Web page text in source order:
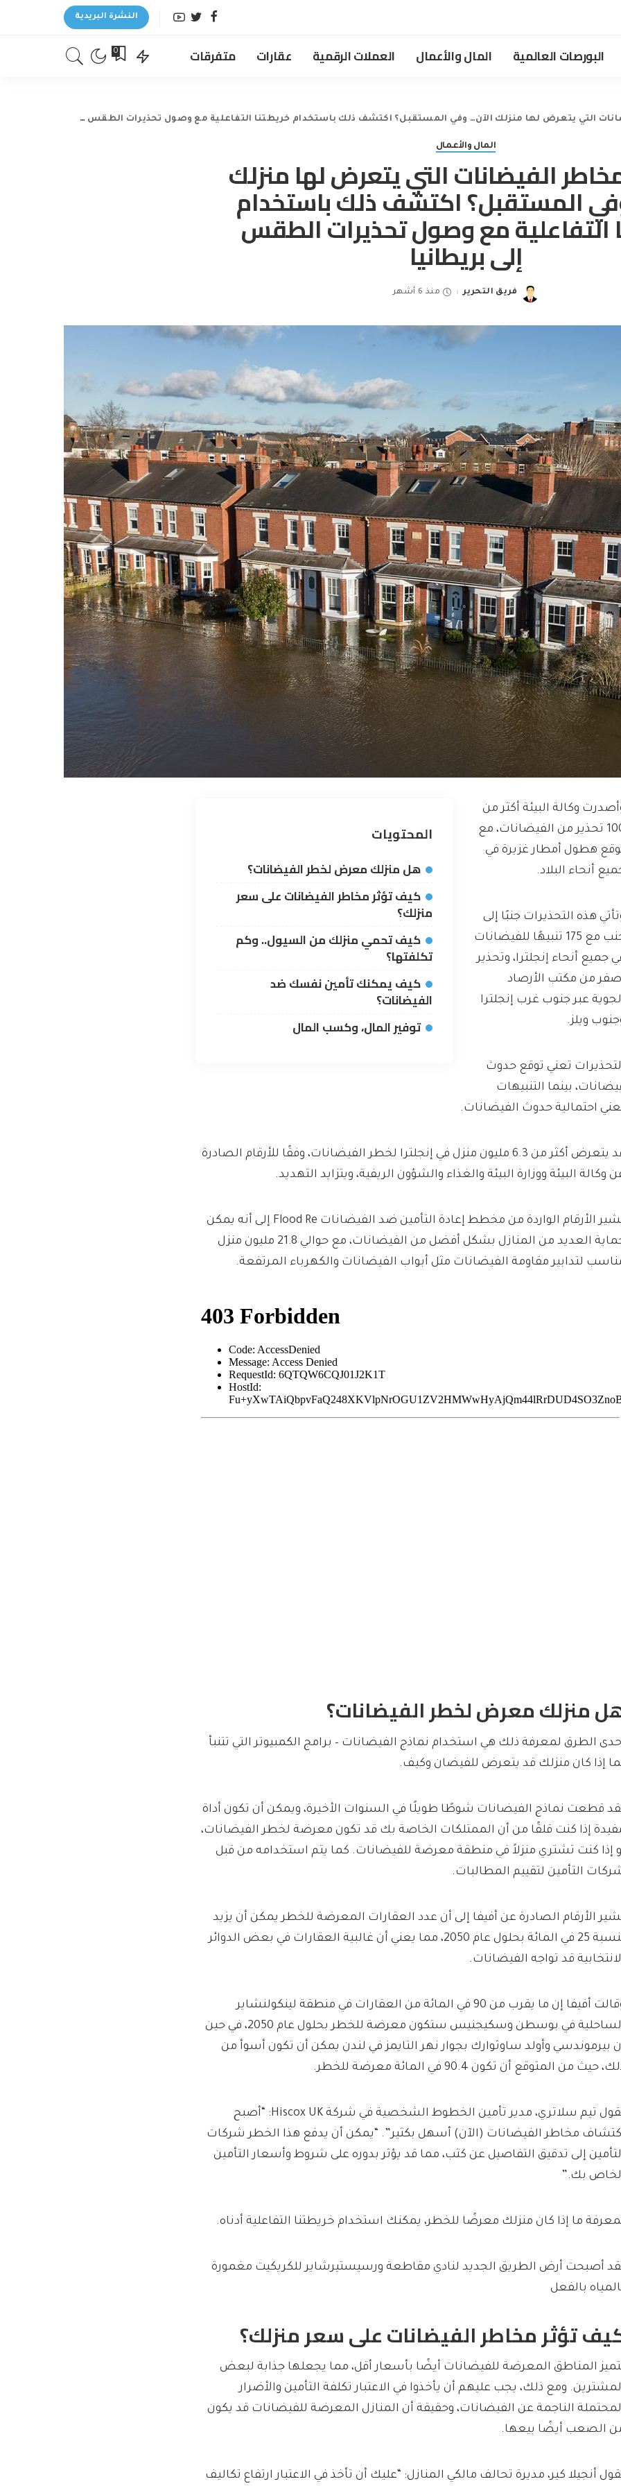
النشرة البريدية
البورصات العالمية المال والأعمال العملات الرقمية عقارات متفرقات 0
التي يتعرض لها منزلك الآن… وفي المستقبل؟ اكتشف ذلك باستخدام خريطتنا التفاعلية مع وصول تحذيرات الطقس إلى بريطانيا
المال والأعمال
الفيضانات التي يتعرض لها منزلك
المستقبل؟ اكتشف ذلك باستخدام
التفاعلية مع وصول تحذيرات الطقس
إلى بريطانيا
Posted
فريق التحرير منذ 6 أشهر
المحتويات
هل منزلك معرض لخطر الفيضانات؟
كيف تؤثر مخاطر الفيضانات على سعر
منزلك؟
كيف تحمي منزلك من السيول.. وكم
تكلفتها؟
كيف يمكنك تأمين نفسك ضد
الفيضانات؟
توفير المال، وكسب المال
وكالة البيئة أكثر من
100 تحذير من الفيضانات، مع
هطول أمطار غزيرة في
أنحاء البلاد.
هذه التحذيرات جنبًا إلى
جنب مع 175 تنبيهًا للفيضانات
جميع أنحاء إنجلترا، وتحذير
من مكتب الأرصاد
عبر جنوب غرب إنجلترا
ويلز.
تعني توقع حدوث
بينما التنبيهات
احتمالية حدوث الفيضانات.
قد يتعرض أكثر من 6.3 مليون منزل في إنجلترا لخطر الفيضانات، وفقًا للأرقام الصادرة
وكالة البيئة ووزارة البيئة والغذاء والشؤون الريفية، ويتزايد التهديد.
تشير الأرقام الواردة من مخطط إعادة التأمين ضد الفيضانات Flood Re إلى أنه يمكن
حماية العديد من المنازل بشكل أفضل من الفيضانات، مع حوالي 21.8 مليون منزل
لتدابير مقاومة الفيضانات مثل أبواب الفيضانات والكهرباء المرتفعة.
منزلك معرض لخطر الفيضانات؟
الطرق لمعرفة ذلك هي استخدام نماذج الفيضانات – برامج الكمبيوتر التي تتنبأ
إذا كان منزلك قد يتعرض للفيضان وكيف.
قطعت نماذج الفيضانات شوطًا طويلًا في السنوات الأخيرة، ويمكن أن تكون أداة
إذا كنت قلقًا من أن الممتلكات الخاصة بك قد تكون معرضة لخطر الفيضانات،
إذا كنت تشتري منزلاً في منطقة معرضة للفيضانات. كما يتم استخدامه من قبل
التأمين لتقييم المطالبات.
الأرقام الصادرة عن أفيفا إلى أن عدد العقارات المعرضة للخطر يمكن أن يزيد
بنسبة 25 في المائة بحلول عام 2050، مما يعني أن غالبية العقارات في بعض الدوائر
قد تواجه الفيضانات.
وقالت أفيفا إن ما يقرب من 90 في المائة من العقارات في منطقة لينكولنشاير
الساحلية في بوسطن وسكيجنيس ستكون معرضة للخطر بحلول عام 2050، في حين
بيرموندسي وأولد ساوثوارك بجوار نهر التايمز في لندن يمكن أن تكون أسوأ من
حيث من المتوقع أن تكون 90.4 في المائة معرضة للخطر.
يقول تيم سلاتري، مدير تأمين الخطوط الشخصية في شركة Hiscox UK: “أصبح
مخاطر الفيضانات (الآن) أسهل بكثير”. “يمكن أن يدفع هذا الخطر شركات
إلى تدقيق التفاصيل عن كثب، مما قد يؤثر بدوره على شروط وأسعار التأمين
بك.”
ما إذا كان منزلك معرضًا للخطر، يمكنك استخدام خريطتنا التفاعلية أدناه.
أصبحت أرض الطريق الجديد لنادي مقاطعة ورسيستيرشاير للكريكيت مغمورة
بالفعل
تؤثر مخاطر الفيضانات على سعر منزلك؟
المناطق المعرضة للفيضانات أيضًا بأسعار أقل، مما يجعلها جذابة لبعض
ومع ذلك، يجب عليهم أن يأخذوا في الاعتبار تكلفة التأمين والأضرار
الناجمة عن الفيضانات، وحقيقة أن المنازل المعرضة للفيضانات قد يكون
الصعب أيضًا بيعها.
أنجيلا كير، مديرة تحالف مالكي المنازل: “عليك أن تأخذ في الاعتبار ارتفاع تكاليف